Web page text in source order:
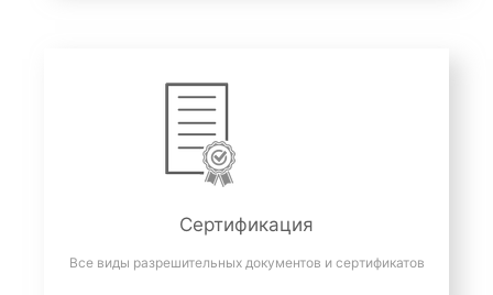
Сертификация
Все виды разрешительных документов и сертификатов